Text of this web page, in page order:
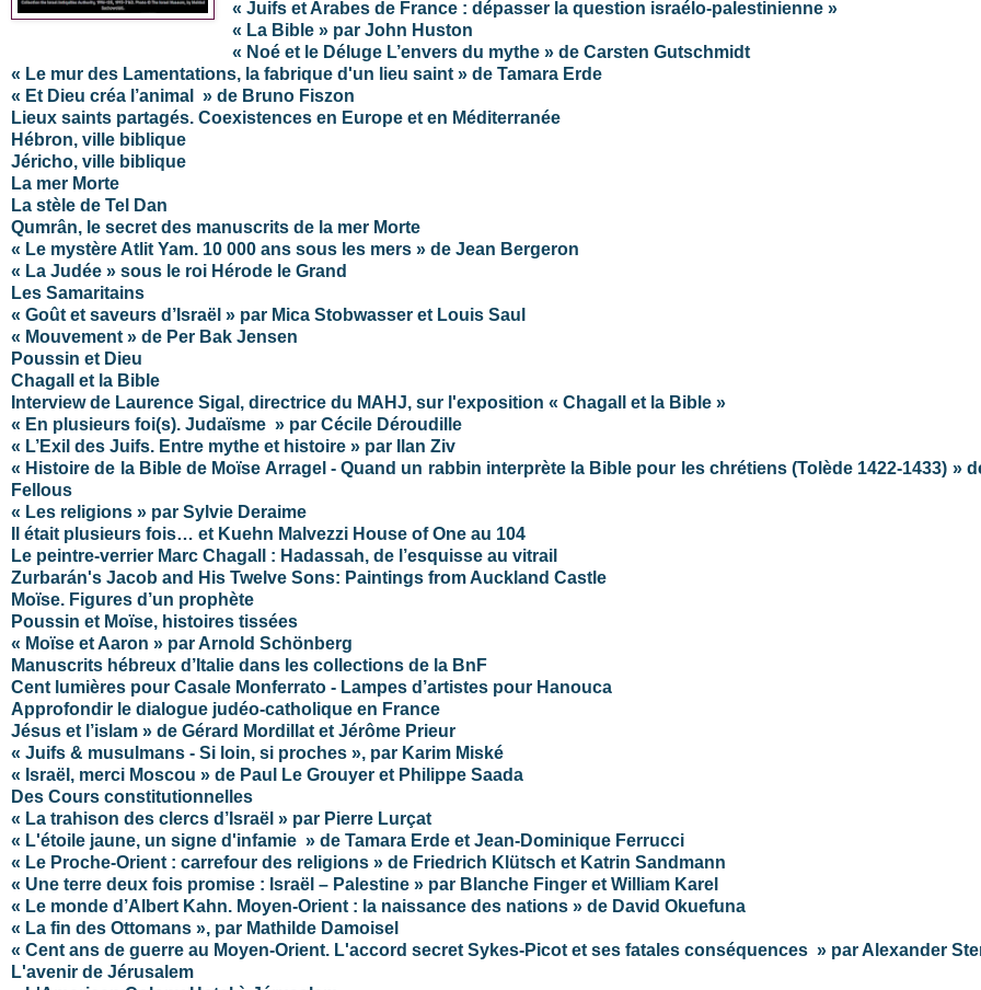
« Juifs et Arabes de France : dépasser la question israélo-palestinienne »
« La Bible » par John Huston
« Noé et le Déluge L’envers du mythe » de Carsten Gutschmidt
« Le mur des Lamentations, la fabrique d'un lieu saint » de Tamara Erde
« Et Dieu créa l’animal » de Bruno Fiszon
Lieux saints partagés. Coexistences en Europe et en Méditerranée
Hébron, ville biblique
Jéricho, ville biblique
La mer Morte
La stèle de Tel Dan
Qumrân, le secret des manuscrits de la mer Morte
« Le mystère Atlit Yam. 10 000 ans sous les mers » de Jean Bergeron
« La Judée » sous le roi Hérode le Grand
Les Samaritains
« Goût et saveurs d’Israël » par Mica Stobwasser et Louis Saul
« Mouvement » de Per Bak Jensen
Poussin et Dieu
Chagall et la Bible
Interview de Laurence Sigal, directrice du MAHJ, sur l'exposition « Chagall et la Bible »
« En plusieurs foi(s). Judaïsme » par Cécile Déroudille
« L’Exil des Juifs. Entre mythe et histoire » par Ilan Ziv
« Histoire de la Bible de Moïse Arragel - Quand un rabbin interprète la Bible pour les chrétiens (Tolède 1422-1433) »
Fellous
« Les religions » par Sylvie Deraime
Il était plusieurs fois… et Kuehn Malvezzi House of One au 104
Le peintre-verrier Marc Chagall : Hadassah, de l’esquisse au vitrail
Zurbarán's Jacob and His Twelve Sons: Paintings from Auckland Castle
Moïse. Figures d’un prophète
Poussin et Moïse, histoires tissées
« Moïse et Aaron » par Arnold Schönberg
Manuscrits hébreux d’Italie dans les collections de la BnF
Cent lumières pour Casale Monferrato - Lampes d’artistes pour Hanouca
Approfondir le dialogue judéo-catholique en France
Jésus et l’islam » de Gérard Mordillat et Jérôme Prieur
« Juifs & musulmans - Si loin, si proches », par Karim Miské
« Israël, merci Moscou » de Paul Le Grouyer et Philippe Saada
Des Cours constitutionnelles
« La trahison des clercs d’Israël » par Pierre Lurçat
« L'étoile jaune, un signe d'infamie » de Tamara Erde et Jean-Dominique Ferrucci
« Le Proche-Orient : carrefour des religions » de Friedrich Klütsch et Katrin Sandmann
« Une terre deux fois promise : Israël – Palestine » par Blanche Finger et William Karel
« Le monde d’Albert Kahn. Moyen-Orient : la naissance des nations » de David Okuefuna
« La fin des Ottomans », par Mathilde Damoisel
« Cent ans de guerre au Moyen-Orient. L'accord secret Sykes-Picot et ses fatales conséquences » par Alexander
L'avenir de Jérusalem